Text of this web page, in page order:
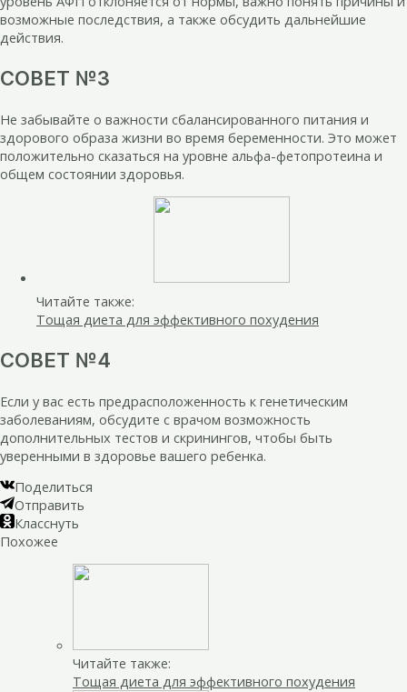
возможные последствия, а также обсудить дальнейшие
действия.
СОВЕТ №3
Не забывайте о важности сбалансированного питания и
здорового образа жизни во время беременности. Это может
положительно сказаться на уровне альфа-фетопротеина и
общем состоянии здоровья.
Читайте также:
Тощая диета для эффективного похудения
СОВЕТ №4
Если у вас есть предрасположенность к генетическим
заболеваниям, обсудите с врачом возможность
дополнительных тестов и скринингов, чтобы быть
уверенными в здоровье вашего ребенка.
Поделиться
Отправить
Класснуть
Похожее
Читайте также:
Тощая диета для эффективного похудения